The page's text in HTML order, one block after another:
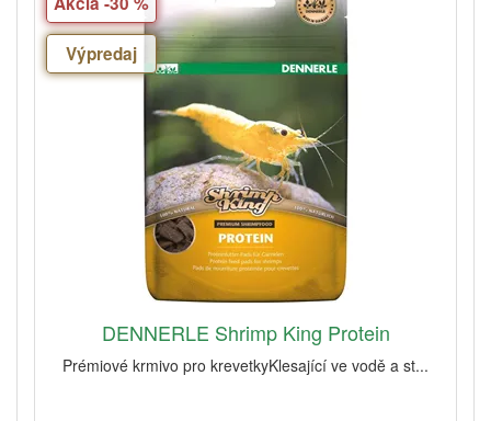
Výpredaj
DENNERLE Shrimp King Protein
Prémiové krmivo pro krevetkyKlesající ve vodě a st...